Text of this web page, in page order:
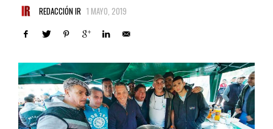
REDACCIÓN IR 1 MAYO, 2019